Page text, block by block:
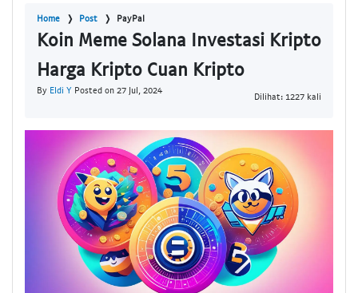
Home Post PayPal
Koin Meme Solana Investasi Kripto
Harga Kripto Cuan Kripto
By Eldi Y Posted on 27 Jul, 2024
Dilihat: 1227 kali